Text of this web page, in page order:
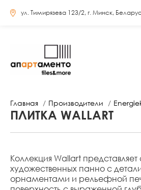
ул. Тимирязева 123/2, г. Минск,
Главная Производители
ПЛИТКА WALLART
Коллекция Wallart
художественных панно с
орнаментами и рельефной